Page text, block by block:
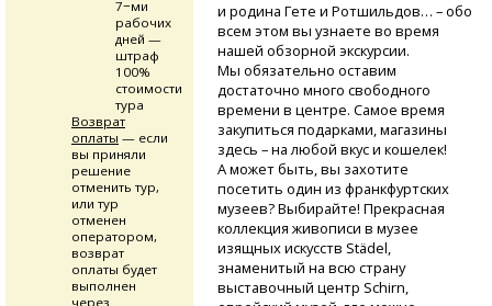
и родина Гете и Ротшильдов… – обо
всем этом вы узнаете во время
нашей обзорной экскурсии.
Мы обязательно оставим
достаточно много свободного
времени в центре. Самое время
закупиться подарками, магазины
здесь – на любой вкус и кошелек!
А может быть, вы захотите
посетить один из франкфуртских
музеев? Выбирайте! Прекрасная
коллекция живописи в музее
изящных искусств Städel,
знаменитый на всю страну
выставочный центр Schirn,
7−ми
рабочих
дней —
штраф
100%
стоимости
тура
Возврат
оплаты — если
вы приняли
решение
отменить тур,
или тур
отменен
оператором,
возврат
оплаты будет
выполнен
через